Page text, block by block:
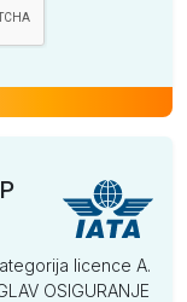
licence A.
OSIGURANJE